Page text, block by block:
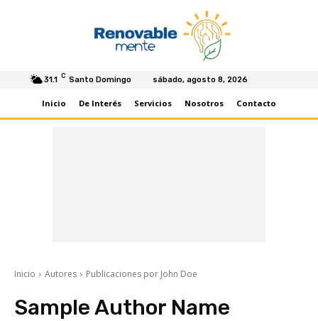
31.1 C Santo Domingo sábado, agosto 8, 2026
Inicio De Interés Servicios Nosotros Contacto
Inicio Autores Publicaciones por John Doe
Sample Author Name